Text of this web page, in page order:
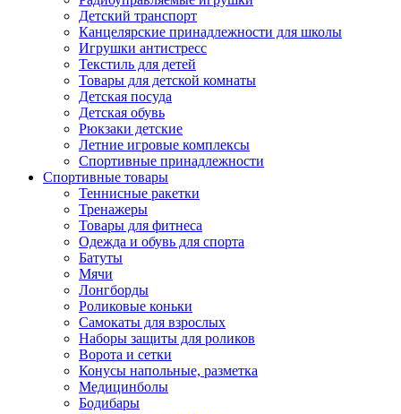
Детский транспорт
Канцелярские принадлежности для школы
Игрушки антистресс
Текстиль для детей
Товары для детской комнаты
Детская посуда
Детская обувь
Рюкзаки детские
Летние игровые комплексы
Спортивные принадлежности
Спортивные товары
Теннисные ракетки
Тренажеры
Товары для фитнеса
Одежда и обувь для спорта
Батуты
Мячи
Лонгборды
Роликовые коньки
Самокаты для взрослых
Наборы защиты для роликов
Ворота и сетки
Конусы напольные, разметка
Медицинболы
Бодибары